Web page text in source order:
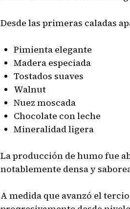
Desde las primeras caladas
Pimienta elegante
Madera especiada
Tostados suaves
Walnut
Nuez moscada
Chocolate con leche
Mineralidad ligera
La producción de humo fue
notablemente densa y
A medida que avanzó el